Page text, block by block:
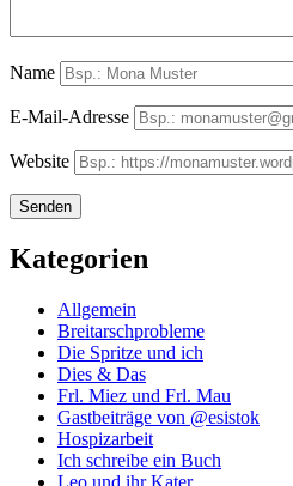
Name
E-Mail-Adresse
Website
Kategorien
Allgemein
Breitarschprobleme
Die Spritze und ich
Dies & Das
Frl. Miez und Frl. Mau
Gastbeiträge von @esistok
Hospizarbeit
Ich schreibe ein Buch
Leo und ihr Kater